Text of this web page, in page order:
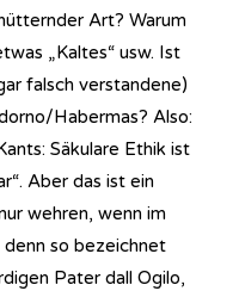
Art? Warum
„Kaltes“ usw. Ist
falsch verstandene)
Habermas? Also:
Säkulare Ethik ist
Aber das ist ein
wehren, wenn im
denn so bezeichnet
Pater dall Ogilo,